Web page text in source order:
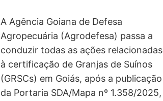
A Agência Goiana de Defesa
Agropecuária (Agrodefesa) passa a
conduzir todas as ações relacionadas
à certificação de Granjas de Suínos
(GRSCs) em Goiás, após a publicação
da Portaria SDA/Mapa nº 1.358/2025,